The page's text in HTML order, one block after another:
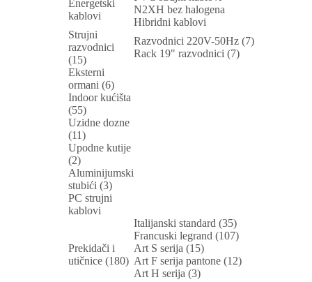
Energetski
kablovi
N2XH bez halogena
Hibridni kablovi
Strujni
razvodnici
(15)
Razvodnici 220V-50Hz (7)
Rack 19" razvodnici (7)
Eksterni
ormani (6)
Indoor kućišta
(55)
Uzidne dozne
(11)
Upodne kutije
(2)
Aluminijumski
stubići (3)
PC strujni
kablovi
Prekidači i
utičnice (180)
Italijanski standard (35)
Francuski legrand (107)
Art S serija (15)
Art F serija pantone (12)
Art H serija (3)